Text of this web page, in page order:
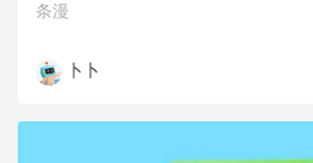
条漫
卜卜